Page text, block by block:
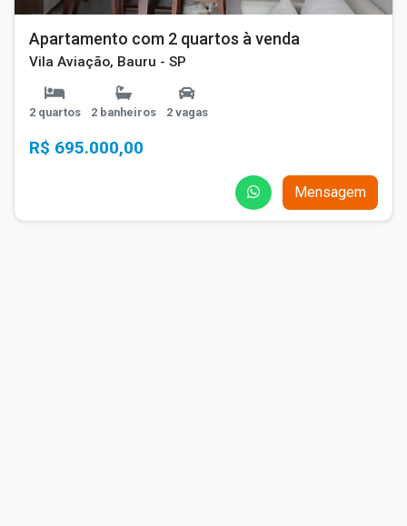
Apartamento com 2 quartos à venda
Vila Aviação, Bauru - SP
2 quartos 2 banheiros 2 vagas
R$ 695.000,00
Mensagem